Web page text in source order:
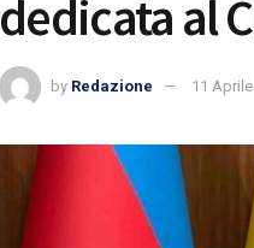
dedicata al
by Redazione 11